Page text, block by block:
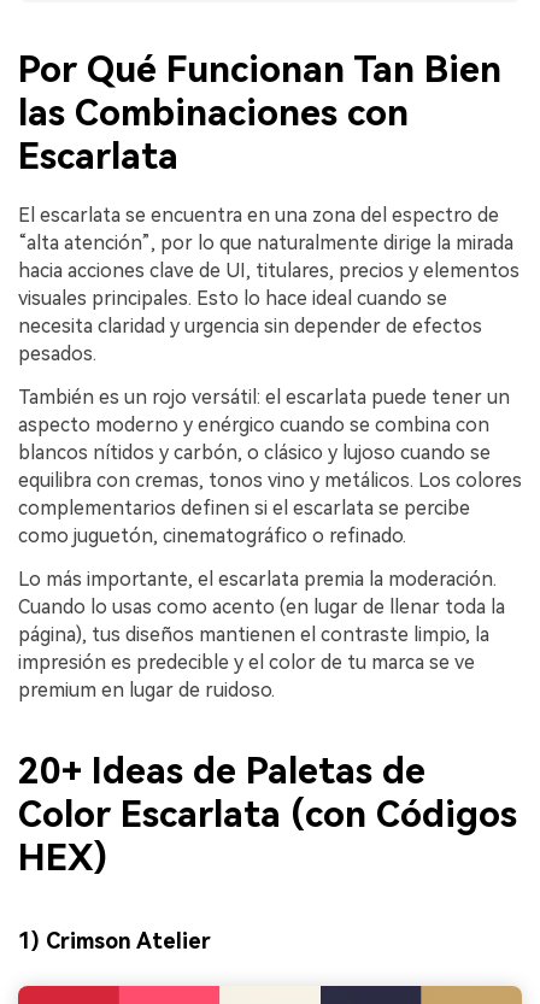
Por Qué Funcionan Tan Bien
las Combinaciones con
Escarlata
El escarlata se encuentra en una zona del espectro de
“alta atención”, por lo que naturalmente dirige la mirada
hacia acciones clave de UI, titulares, precios y elementos
visuales principales. Esto lo hace ideal cuando se
necesita claridad y urgencia sin depender de efectos
pesados.
También es un rojo versátil: el escarlata puede tener un
aspecto moderno y enérgico cuando se combina con
blancos nítidos y carbón, o clásico y lujoso cuando se
equilibra con cremas, tonos vino y metálicos. Los colores
complementarios definen si el escarlata se percibe
como juguetón, cinematográfico o refinado.
Lo más importante, el escarlata premia la moderación.
Cuando lo usas como acento (en lugar de llenar toda la
página), tus diseños mantienen el contraste limpio, la
impresión es predecible y el color de tu marca se ve
premium en lugar de ruidoso.
20+ Ideas de Paletas de
Color Escarlata (con Códigos
HEX)
1) Crimson Atelier